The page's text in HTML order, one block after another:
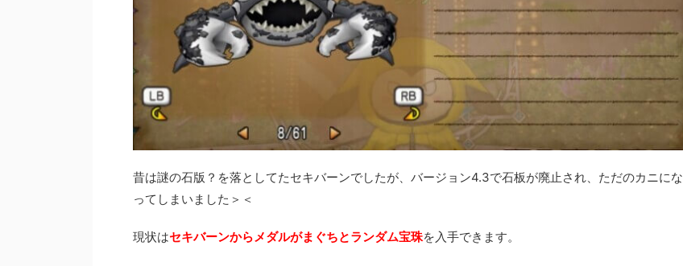
昔は謎の石版？を落としてたセキバーンでしたが、バージョン4.3で石板が廃止され、ただのカニにな
ってしまいました＞＜
現状はセキバーンからメダルがまぐちとランダム宝珠を入手できます。